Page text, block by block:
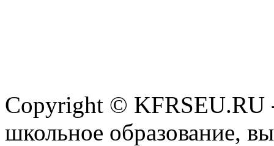
Copyright © KFRSEU.RU
школьное образование,